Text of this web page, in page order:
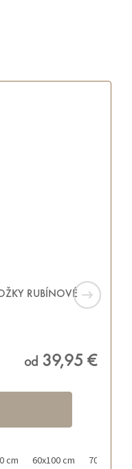
RUBÍNOVÉ
od 39,95 €
cm 60x100 cm 70x120 cm